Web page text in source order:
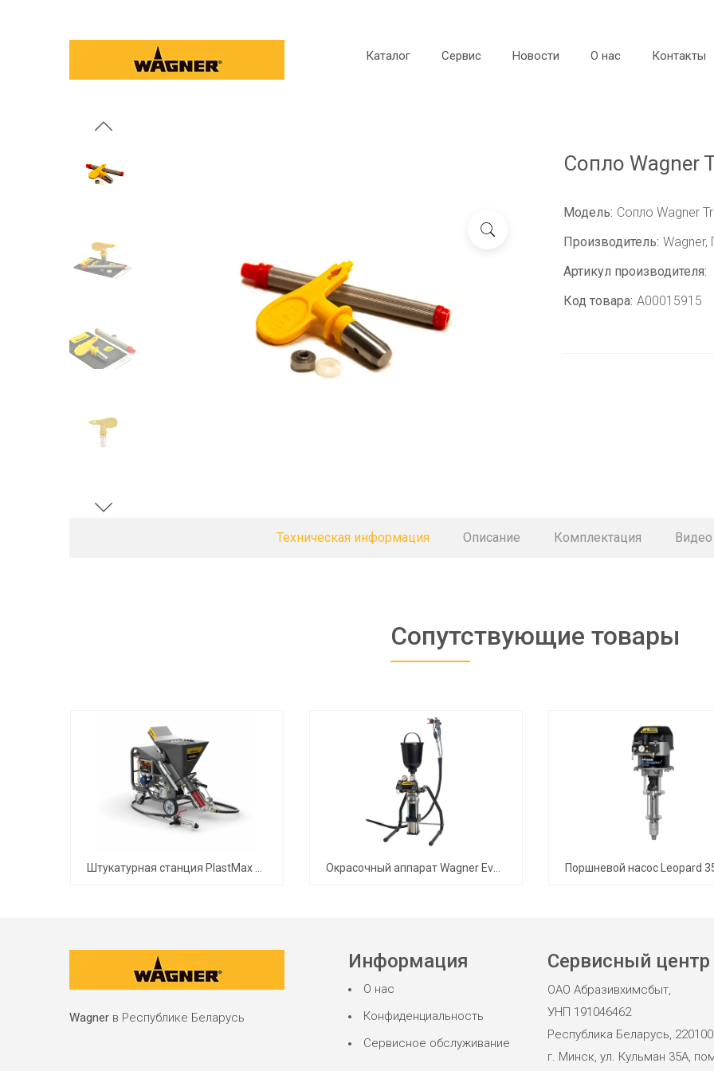
Каталог Сервис Новости О нас Контакты
Сопло Wagner
Модель: Сопло Wagner
Производитель: Wagner,
Артикул производителя:
Код товара: A00015915
Техническая информация Описание Комплектация Видео
Сопутствующие товары
Штукатурная станция PlastMax Spraypack Окрасочный аппарат Wagner EvoMotion 40-15 HE Поршневой насос Leopard
Wagner в Республике Беларусь
Информация
О нас
Конфиденциальность
Сервисное обслуживание
Сервисный центр
ОАО Абразивхимсбыт,
УНП 191046462
Республика Беларусь, 220100
г. Минск, ул. Кульман 35А,